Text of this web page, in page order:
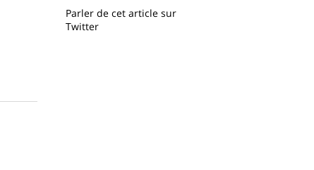
Parler de cet article sur
Twitter